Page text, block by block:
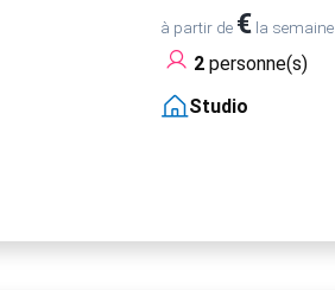
à partir de €la semaine
2personne(s)
Studio